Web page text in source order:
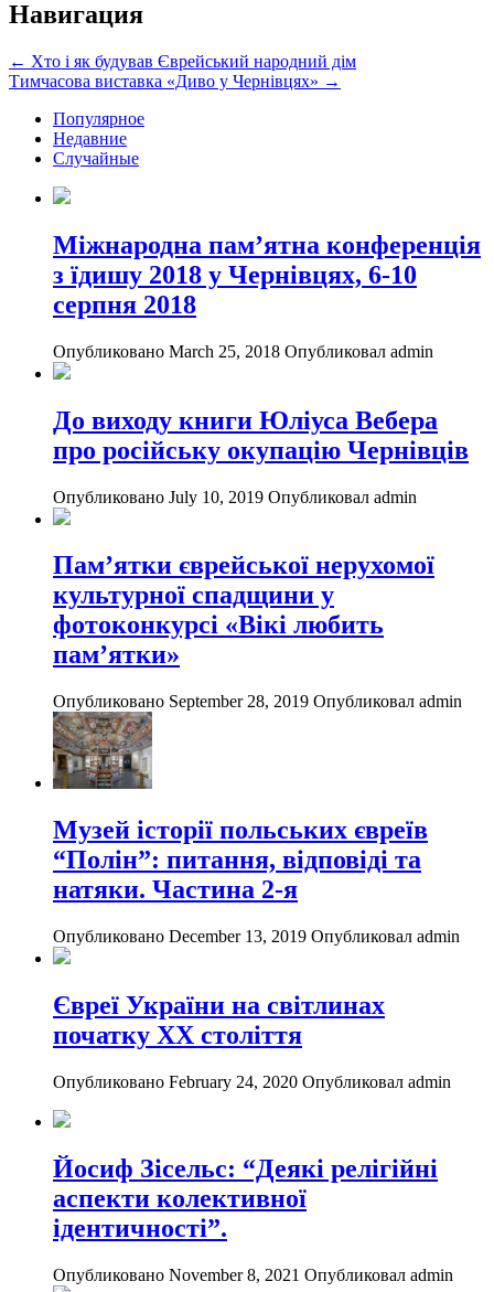
Навигация
← Хто і як будував Єврейський народний дім
Тимчасова виставка «Диво у Чернівцях» →
Популярное
Недавние
Случайные
Міжнародна пам’ятна конференція
з їдишу 2018 у Чернівцях, 6-10
серпня 2018
Опубликовано March 25, 2018 Опубликовал admin
До виходу книги Юліуса Вебера
про російську окупацію Чернівців
Опубликовано July 10, 2019 Опубликовал admin
Пам’ятки єврейської нерухомої
культурної спадщини у
фотоконкурсі «Вікі любить
пам’ятки»
Опубликовано September 28, 2019 Опубликовал admin
Музей історії польських євреїв
“Полін”: питання, відповіді та
натяки. Частина 2-я
Опубликовано December 13, 2019 Опубликовал admin
Євреї України на світлинах
початку ХХ століття
Опубликовано February 24, 2020 Опубликовал admin
Йосиф Зісельс: “Деякі релігійні
аспекти колективної
ідентичності”.
Опубликовано November 8, 2021 Опубликовал admin